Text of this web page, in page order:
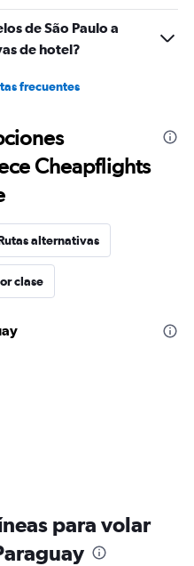
de São Paulo a
de hotel?
frecuentes
Cheapflights
alternativas
clase
para volar